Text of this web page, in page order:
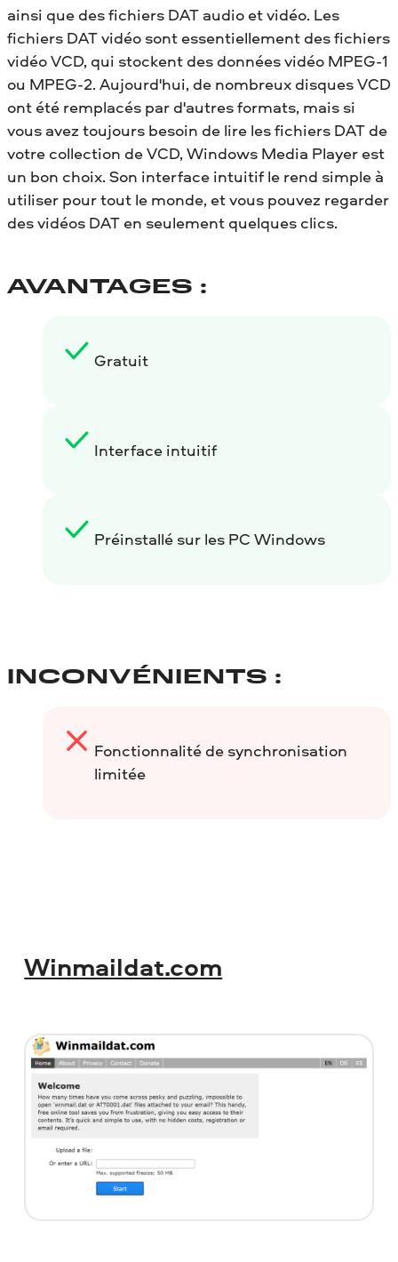
ainsi que des fichiers DAT audio et vidéo. Les
fichiers DAT vidéo sont essentiellement des fichiers
vidéo VCD, qui stockent des données vidéo MPEG-1
ou MPEG-2. Aujourd'hui, de nombreux disques VCD
ont été remplacés par d'autres formats, mais si
vous avez toujours besoin de lire les fichiers DAT de
votre collection de VCD, Windows Media Player est
un bon choix. Son interface intuitif le rend simple à
utiliser pour tout le monde, et vous pouvez regarder
des vidéos DAT en seulement quelques clics.
AVANTAGES :
Gratuit
Interface intuitif
Préinstallé sur les PC Windows
INCONVÉNIENTS :
Fonctionnalité de synchronisation
limitée
Winmaildat.com